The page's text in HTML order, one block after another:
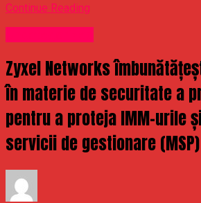
Continue Reading
Zyxel Networks
în materie de securitate a
pentru a proteja IMM-urile
servicii de gestionare (MSP)